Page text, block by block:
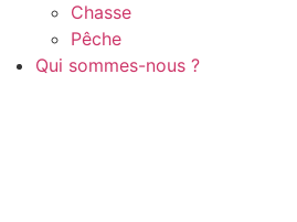
Chasse
Pêche
Qui sommes-nous ?